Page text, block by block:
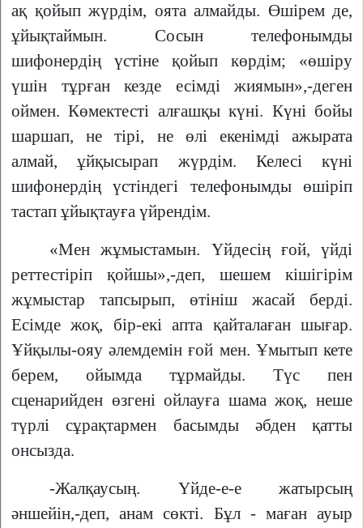
ақ қойып жүрдім, оята алмайды. Өшірем де,
ұйықтаймын. Сосын телефонымды
шифонердің үстіне қойып көрдім; «өшіру
үшін тұрған кезде есімді жиямын»,-деген
оймен. Көмектесті алғашқы күні. Күні бойы
шаршап, не тірі, не өлі екенімді ажырата
алмай, ұйқысырап жүрдім. Келесі күні
шифонердің үстіндегі телефонымды өшіріп
тастап ұйықтауға үйрендім.
«Мен жұмыстамын. Үйдесің ғой, үйді
реттестіріп қойшы»,-деп, шешем кішігірім
жұмыстар тапсырып, өтініш жасай берді.
Есімде жоқ, бір-екі апта қайталаған шығар.
Ұйқылы-ояу әлемдемін ғой мен. Ұмытып кете
берем, ойымда тұрмайды. Түс пен
сценарийден өзгені ойлауға шама жоқ, неше
түрлі сұрақтармен басымды әбден қатты
онсызда.
-Жалқаусың. Үйде-е-е жатырсың
әншейін,-деп, анам сөкті. Бұл - маған ауыр